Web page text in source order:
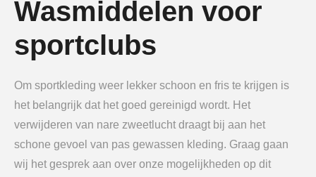
Wasmiddelen voor
sportclubs
Om sportkleding weer lekker schoon en fris te krijgen is
het belangrijk dat het goed gereinigd wordt. Het
verwijderen van nare zweetlucht draagt bij aan het
schone gevoel van pas gewassen kleding. Graag gaan
wij het gesprek aan over onze mogelijkheden op dit